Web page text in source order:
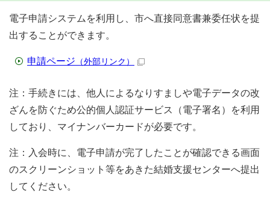
電子申請システムを利用し、市へ直接同意書兼委任状を提
出することができます。
申請ページ （外部リンク）
注：手続きには、他人によるなりすましや電子データの改
ざんを防ぐため公的個人認証サービス（電子署名）を利用
しており、マイナンバーカードが必要です。
注：入会時に、電子申請が完了したことが確認できる画面
のスクリーンショット等をあきた結婚支援センターへ提出
してください。